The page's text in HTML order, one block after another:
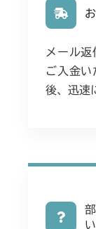
メール
ご入金
後、迅速